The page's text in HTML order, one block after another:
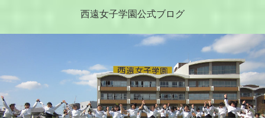
西遠女子学園公式ブログ